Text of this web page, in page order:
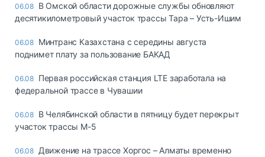
06.08 В Омской области дорожные службы обновляют
десятикилометровый участок трассы Тара – Усть-Ишим
06.08 Минтранс Казахстана с середины августа
поднимет плату за пользование БАКАД
06.08 Первая российская станция LTE заработала на
федеральной трассе в Чувашии
06.08 В Челябинской области в пятницу будет перекрыт
участок трассы М-5
06.08 Движение на трассе Хоргос – Алматы временно